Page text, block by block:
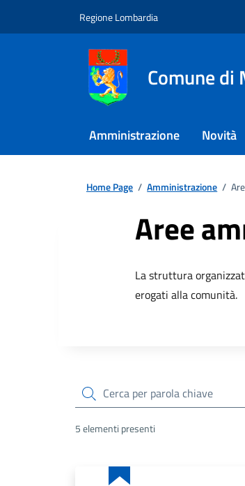
Regione Lombardia
Comune di
Amministrazione Novità
Home Page / Amministrazione /
Aree
La struttura
erogati alla comunità.
cerca
5 elementi presenti